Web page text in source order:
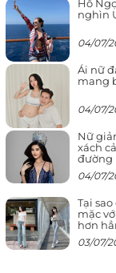
Hồ
nghìn
04/07/
Ái nữ
mang
04/07/
Nữ
xách
đường
04/07/
Tại
mặc
hơn
03/07/